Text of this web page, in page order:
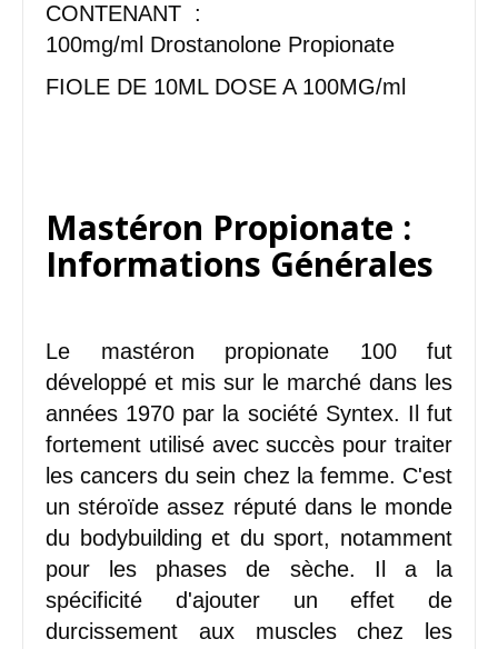
CONTENANT :
100mg/ml Drostanolone Propionate
FIOLE DE 10ML DOSE A 100MG/ml
Mastéron Propionate :
Informations Générales
Le mastéron propionate 100 fut
développé et mis sur le marché dans les
années 1970 par la société Syntex. Il fut
fortement utilisé avec succès pour traiter
les cancers du sein chez la femme. C'est
un stéroïde assez réputé dans le monde
du bodybuilding et du sport, notamment
pour les phases de sèche. Il a la
spécificité d'ajouter un effet de
durcissement aux muscles chez les